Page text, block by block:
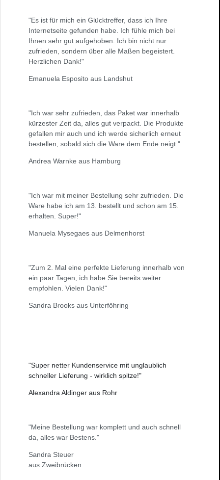
"Es ist für mich ein Glücktreffer, dass ich Ihre
Internetseite gefunden habe. Ich fühle mich bei
Ihnen sehr gut aufgehoben. Ich bin nicht nur
zufrieden, sondern über alle Maßen begeistert.
Herzlichen Dank!"
Emanuela Esposito aus Landshut
"Ich war sehr zufrieden, das Paket war innerhalb
kürzester Zeit da, alles gut verpackt. Die Produkte
gefallen mir auch und ich werde sicherlich erneut
bestellen, sobald sich die Ware dem Ende neigt."
Andrea Warnke aus Hamburg
"Ich war mit meiner Bestellung sehr zufrieden. Die
Ware habe ich am 13. bestellt und schon am 15.
erhalten. Super!"
Manuela Mysegaes aus Delmenhorst
"Zum 2. Mal eine perfekte Lieferung innerhalb von
ein paar Tagen, ich habe Sie bereits weiter
empfohlen. Vielen Dank!"
Sandra Brooks aus Unterföhring
"Super netter Kundenservice mit unglaublich
schneller Lieferung - wirklich spitze!"
Alexandra Aldinger aus Rohr
"Meine Bestellung war komplett und auch schnell
da, alles war Bestens."
Sandra Steuer
aus Zweibrücken